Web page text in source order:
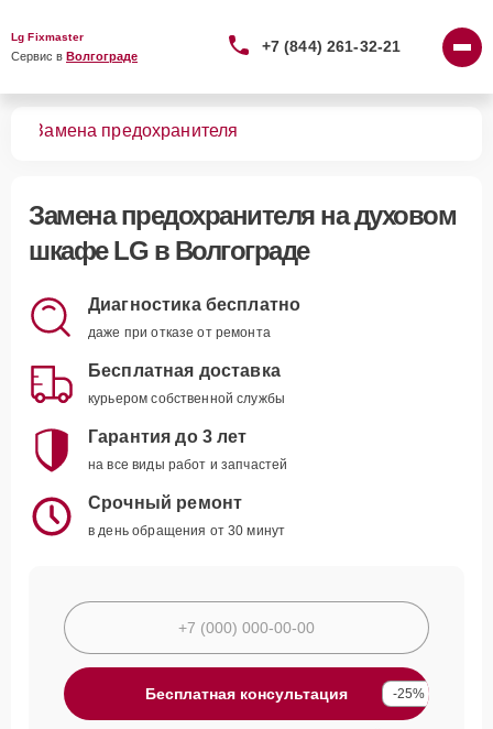
Lg Fixmaster
Сервис в Волгограде
+7 (844) 261-32-21
Замена предохранителя
Замена предохранителяна духовом
шкафе LG в Волгограде
Диагностика бесплатно
даже при отказе от ремонта
Бесплатная доставка
курьером собственной службы
Гарантия до 3 лет
на все виды работ и запчастей
Срочный ремонт
в день обращения от 30 минут
Бесплатная консультация -25%